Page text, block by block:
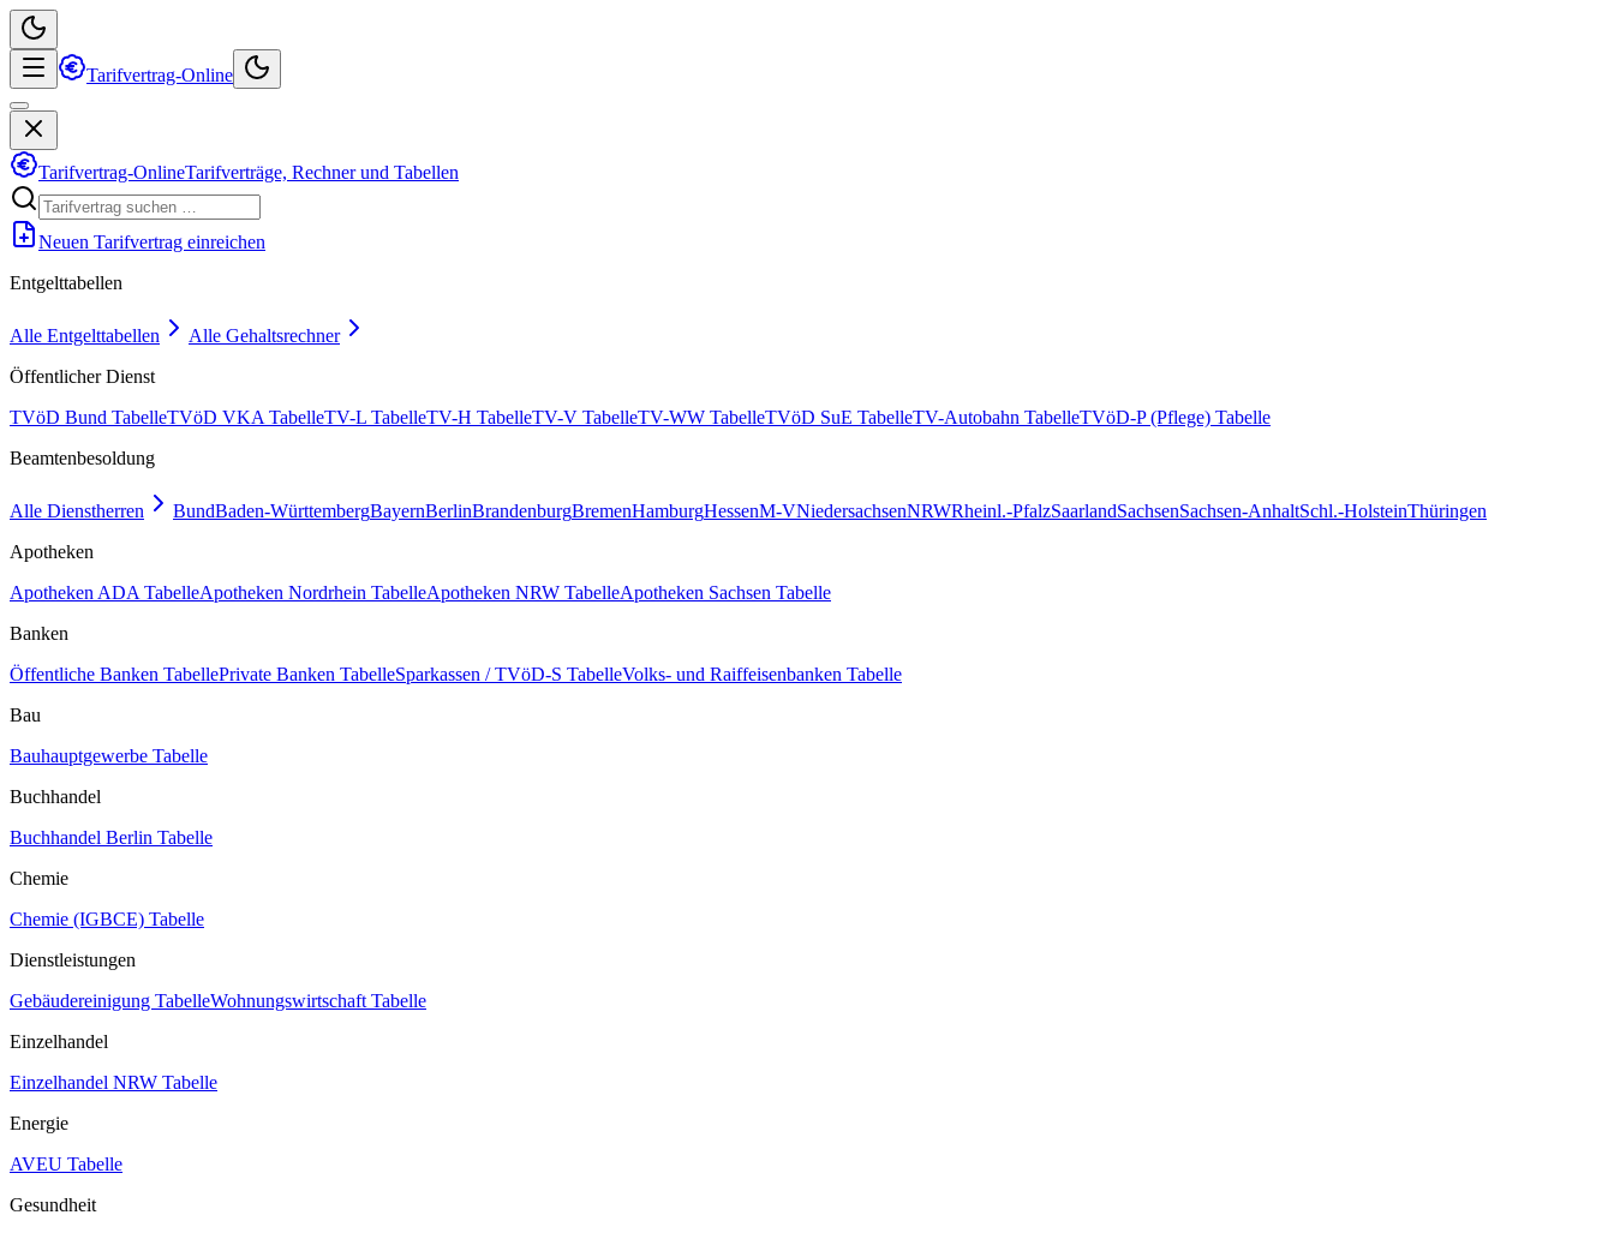
Tarifvertrag-Online
Tarifvertrag-OnlineTarifverträge, Rechner und Tabellen
Neuen Tarifvertrag einreichen
Entgelttabellen
Alle Entgelttabellen
Alle Gehaltsrechner
Öffentlicher Dienst
TVöD Bund TabelleTVöD VKA TabelleTV-L TabelleTV-H TabelleTV-V TabelleTV-WW TabelleTVöD SuE TabelleTV-Autobahn TabelleTVöD-P (Pflege) Tabelle
Beamtenbesoldung
Alle Dienstherren BundBaden-WürttembergBayernBerlinBrandenburgBremenHamburgHessenM-VNiedersachsenNRWRheinl.-PfalzSaarlandSachsenSachsen-AnhaltSchl.-HolsteinThüringen
Apotheken
Apotheken ADA TabelleApotheken Nordrhein TabelleApotheken NRW TabelleApotheken Sachsen Tabelle
Banken
Öffentliche Banken TabellePrivate Banken TabelleSparkassen / TVöD-S TabelleVolks- und Raiffeisenbanken Tabelle
Bau
Bauhauptgewerbe Tabelle
Buchhandel
Buchhandel Berlin Tabelle
Chemie
Chemie (IGBCE) Tabelle
Dienstleistungen
Gebäudereinigung TabelleWohnungswirtschaft Tabelle
Einzelhandel
Einzelhandel NRW Tabelle
Energie
AVEU Tabelle
Gesundheit